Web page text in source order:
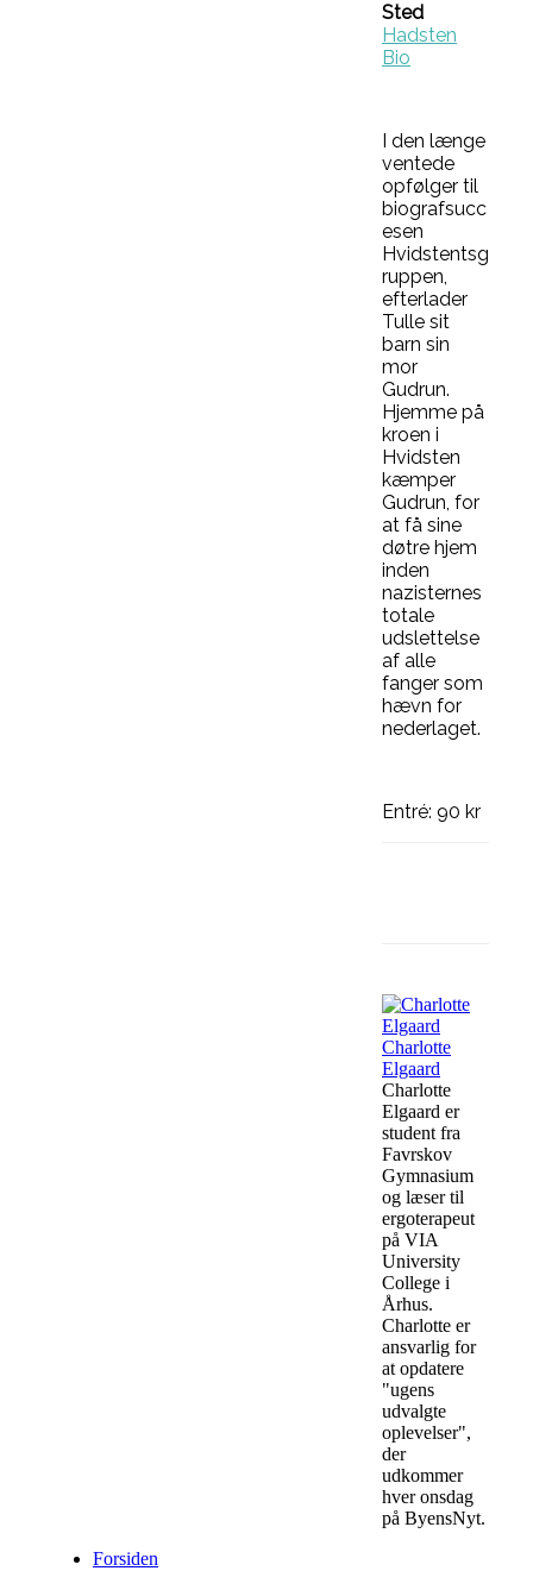
Sted
Hadsten
Bio
I den længe
ventede
opfølger til
biografsucc
esen
Hvidstentsg
ruppen,
efterlader
Tulle sit
barn sin
mor
Gudrun.
Hjemme på
kroen i
Hvidsten
kæmper
Gudrun, for
at få sine
døtre hjem
inden
nazisternes
totale
udslettelse
af alle
fanger som
hævn for
nederlaget.
Entré: 90 kr
Charlotte
Elgaard
Charlotte
Elgaard er
student fra
Favrskov
Gymnasium
og læser til
ergoterapeut
på VIA
University
College i
Århus.
Charlotte er
ansvarlig for
at opdatere
"ugens
udvalgte
oplevelser",
der
udkommer
hver onsdag
på ByensNyt.
Forsiden